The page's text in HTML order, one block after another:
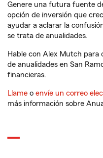
Genere una futura fuente
opción de inversión que
ayudar a aclarar la
se trata de anualidades.
Hable con Alex Mutch
de anualidades en San
financieras.
Llame o envíe un correo
más información sobre